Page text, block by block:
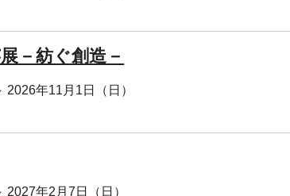
－紡ぐ創造－
年11月1日（日）
年2月7日（日）